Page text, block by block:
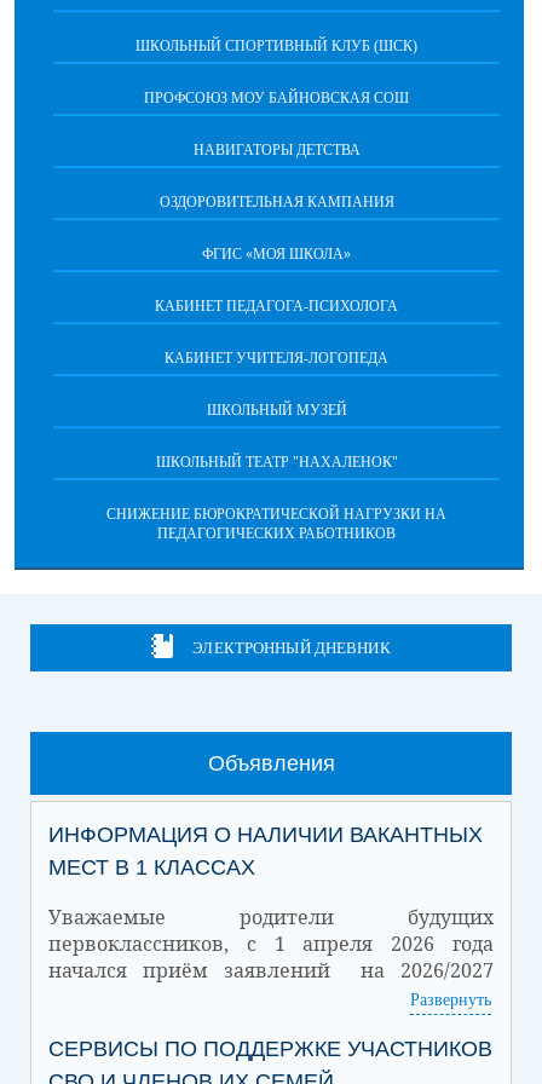
ШКОЛЬНЫЙ СПОРТИВНЫЙ КЛУБ (ШСК)
ПРОФСОЮЗ МОУ БАЙНОВСКАЯ СОШ
НАВИГАТОРЫ ДЕТСТВА
ОЗДОРОВИТЕЛЬНАЯ КАМПАНИЯ
ФГИС «МОЯ ШКОЛА»
КАБИНЕТ ПЕДАГОГА-ПСИХОЛОГА
КАБИНЕТ УЧИТЕЛЯ-ЛОГОПЕДА
ШКОЛЬНЫЙ МУЗЕЙ
ШКОЛЬНЫЙ ТЕАТР "НАХАЛЕНОК"
СНИЖЕНИЕ БЮРОКРАТИЧЕСКОЙ НАГРУЗКИ НА
ПЕДАГОГИЧЕСКИХ РАБОТНИКОВ
ЭЛЕКТРОННЫЙ ДНЕВНИК
Объявления
ИНФОРМАЦИЯ О НАЛИЧИИ ВАКАНТНЫХ
МЕСТ В 1 КЛАССАХ
Уважаемые родители будущих
первоклассников, с 1 апреля 2026 года
начался приём заявлений на 2026/2027
Дата
Количество
зачисленных
обучающихся
Количество
Развернуть
СЕРВИСЫ ПО ПОДДЕРЖКЕ УЧАСТНИКОВ